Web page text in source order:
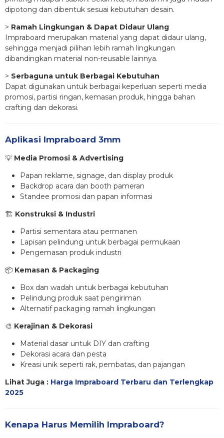
dipotong dan dibentuk sesuai kebutuhan desain.
> Ramah Lingkungan & Dapat Didaur Ulang
Impraboard merupakan material yang dapat didaur ulang,
sehingga menjadi pilihan lebih ramah lingkungan
dibandingkan material non-reusable lainnya.
> Serbaguna untuk Berbagai Kebutuhan
Dapat digunakan untuk berbagai keperluan seperti media
promosi, partisi ringan, kemasan produk, hingga bahan
crafting dan dekorasi.
Aplikasi Impraboard 3mm
💡 Media Promosi & Advertising
Papan reklame, signage, dan display produk
Backdrop acara dan booth pameran
Standee promosi dan papan informasi
🏗 Konstruksi & Industri
Partisi sementara atau permanen
Lapisan pelindung untuk berbagai permukaan
Pengemasan produk industri
📦 Kemasan & Packaging
Box dan wadah untuk berbagai kebutuhan
Pelindung produk saat pengiriman
Alternatif packaging ramah lingkungan
🎨 Kerajinan & Dekorasi
Material dasar untuk DIY dan crafting
Dekorasi acara dan pesta
Kreasi unik seperti rak, pembatas, dan pajangan
Lihat Juga : Harga Impraboard Terbaru dan Terlengkap
2025
Kenapa Harus Memilih Impraboard?